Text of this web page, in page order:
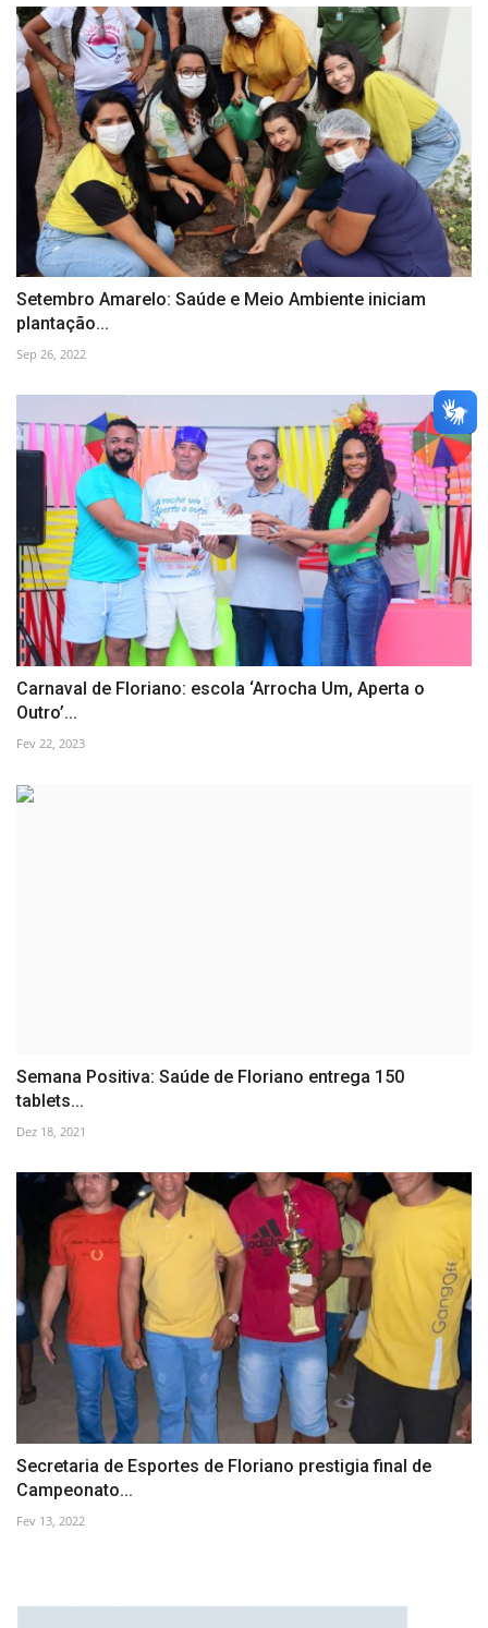
Setembro Amarelo: Saúde e Meio Ambiente iniciam
plantação...
Sep 26, 2022
Carnaval de Floriano: escola ‘Arrocha Um, Aperta o
Outro’...
Fev 22, 2023
Semana Positiva: Saúde de Floriano entrega 150
tablets...
Dez 18, 2021
Secretaria de Esportes de Floriano prestigia final de
Campeonato...
Fev 13, 2022